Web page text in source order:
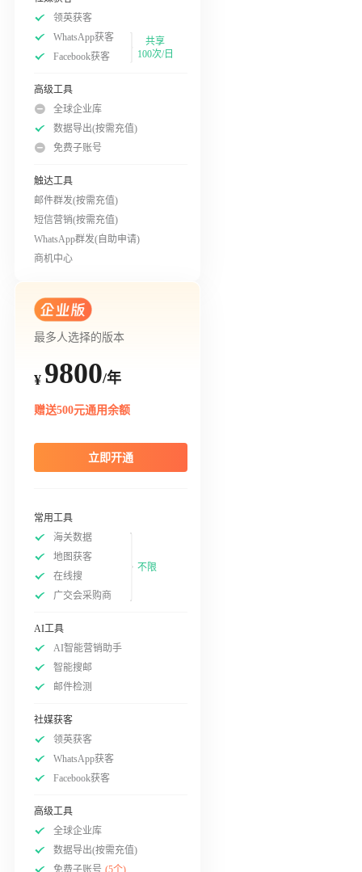
领英获客
WhatsApp获客
Facebook获客
共享
100次/日
高级工具
全球企业库
数据导出(按需充值)
免费子账号
触达工具
邮件群发(按需充值)
短信营销(按需充值)
WhatsApp群发(自助申请)
商机中心
最多人选择的版本
¥ 9800/年
赠送500元通用余额
立即开通
常用工具
海关数据
地图获客
在线搜
广交会采购商
不限
AI工具
AI智能营销助手
智能搜邮
邮件检测
社媒获客
领英获客
WhatsApp获客
Facebook获客
高级工具
全球企业库
数据导出(按需充值)
免费子账号 (5个)